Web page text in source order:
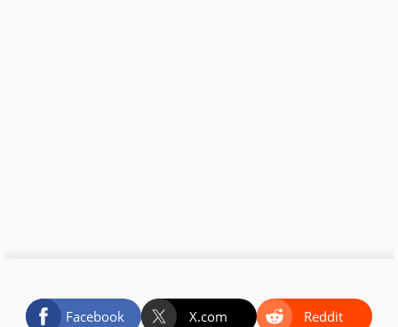
Facebook X.com
Reddit